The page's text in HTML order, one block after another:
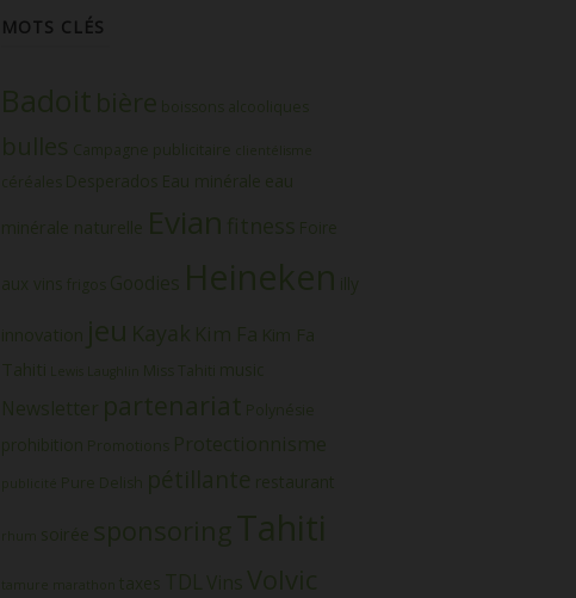
MOTS CLÉS
Badoit bière boissons alcooliques
bulles Campagne publicitaire clientélisme
céréales Desperados Eau minérale eau
minérale naturelle Evian fitness Foire
aux vins frigos Goodies Heineken illy
innovation jeu Kayak Kim Fa Kim Fa
Tahiti
Miss Tahiti music
Newsletter partenariat Polynésie
prohibition Promotions Protectionnisme
Pure Delish pétillante restaurant
rhum soirée sponsoringTahiti
tamure marathon taxes TDL Vins Volvic